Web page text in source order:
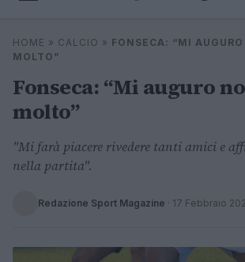
Cerca
HOME » CALCIO » FONSECA: “MI
MOLTO”
Fonseca: “Mi auguro
molto”
"Mi farà piacere rivedere tanti amici e
nella partita".
Redazione Sport Magazine · 17 Febbraio